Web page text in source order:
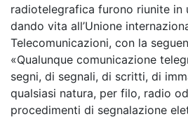
radiotelegrafica furono riunite in
dando vita all’Unione
Telecomunicazioni, con la
«Qualunque comunicazione
segni, di segnali, di scritti, di
qualsiasi natura, per filo, radio
procedimenti di segnalazione